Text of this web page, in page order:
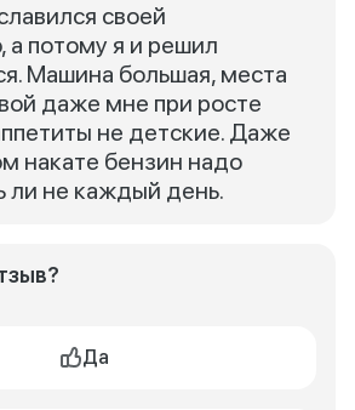
своей
потому я и решил
Машина большая, места
даже мне при росте
не детские. Даже
накате бензин надо
ли не каждый день.
Да